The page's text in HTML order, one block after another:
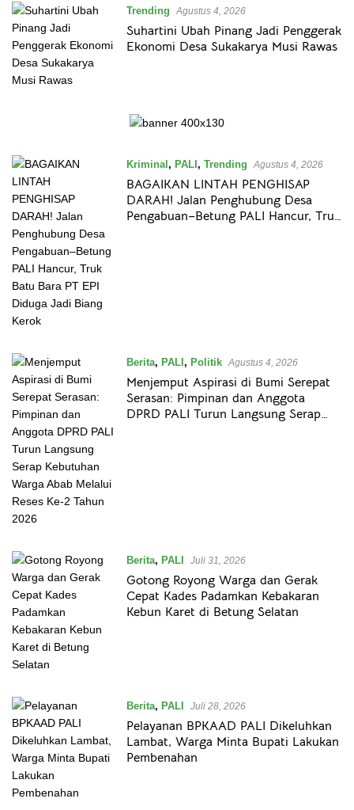
Trending Agustus 4, 2026
Suhartini Ubah Pinang Jadi Penggerak
Ekonomi Desa Sukakarya Musi Rawas
Kriminal, PALI, Trending Agustus 4, 2026
BAGAIKAN LINTAH PENGHISAP
DARAH! Jalan Penghubung Desa
Pengabuan–Betung PALI Hancur, Truk
Berita, PALI, Politik Agustus 4, 2026
Menjemput Aspirasi di Bumi Serepat
Serasan: Pimpinan dan Anggota
DPRD PALI Turun Langsung Serap
Berita, PALI Juli 31, 2026
Gotong Royong Warga dan Gerak
Cepat Kades Padamkan Kebakaran
Kebun Karet di Betung Selatan
Berita, PALI Juli 28, 2026
Pelayanan BPKAAD PALI Dikeluhkan
Lambat, Warga Minta Bupati Lakukan
Pembenahan